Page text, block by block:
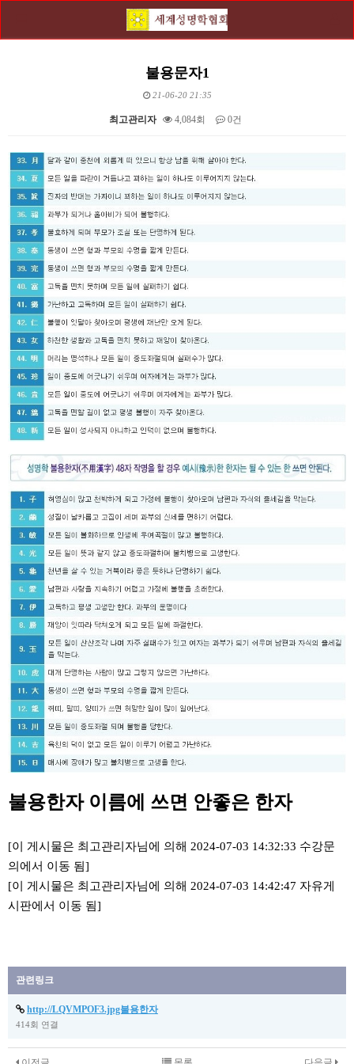
불용문자1
21-06-20 21:35
최고관리자 4,084회 0건
본문
불용한자 이름에 쓰면 안좋은 한자
[이 게시물은 최고관리자님에 의해 2024-07-03 14:32:33 수강문
의에서 이동 됨]
[이 게시물은 최고관리자님에 의해 2024-07-03 14:42:47 자유게
시판에서 이동 됨]
관련링크
http://LQVMPOF3.jpg불용한자
414회 연결